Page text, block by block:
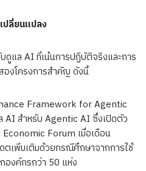
ปลี่ยนแปลง
ดูแล AI ที่เน้นการปฏิบัติจริงและการ
องโครงการสำคัญ ดังนี้
Framework for Agentic
AI สำหรับ Agentic AI ซึ่งเปิดตัว
Forum เมื่อเดือน
ตเพิ่มเติมด้วยกรณีศึกษาจากการใช้
องค์กรกว่า 50 แห่ง